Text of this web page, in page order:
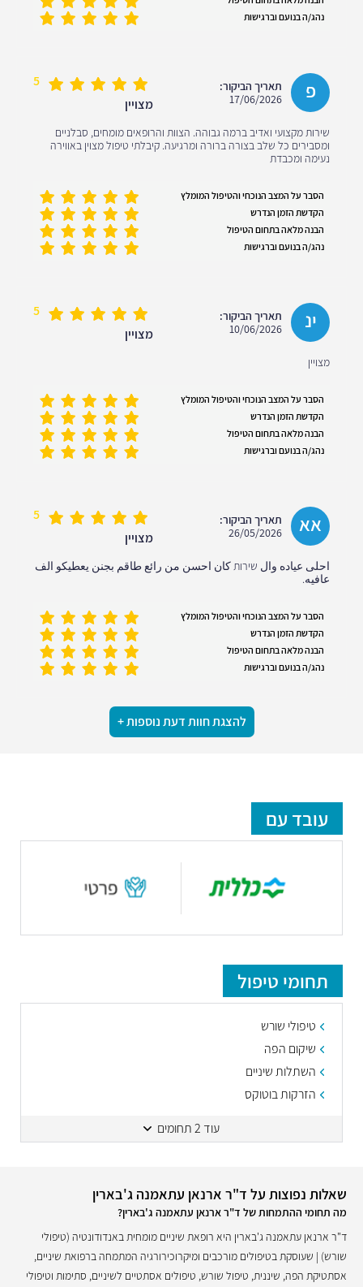
נהג/ה בנועם וברגישות
פ
תאריך הביקור:
17/06/2026
5
מצויין
שירות מקצועי ואדיב ברמה גבוהה. הצוות והרופאים מומחים, סבלניים
ומסבירים כל שלב בצורה ברורה ומרגיעה. קיבלתי טיפול מצוין באווירה
נעימה ומכבדת
הסבר על המצב הנוכחי והטיפול המומלץ
הקדשת הזמן הנדרש
הבנה מלאה בתחום הטיפול
נהג/ה בנועם וברגישות
ינ
תאריך הביקור:
10/06/2026
5
מצויין
מצויין
הסבר על המצב הנוכחי והטיפול המומלץ
הקדשת הזמן הנדרש
הבנה מלאה בתחום הטיפול
נהג/ה בנועם וברגישות
אא
תאריך הביקור:
26/05/2026
5
מצויין
احلى عياده وال שירות كان احسن من رائع طاقم بجنن يعطيكو الف
عافيه.
הסבר על המצב הנוכחי והטיפול המומלץ
הקדשת הזמן הנדרש
הבנה מלאה בתחום הטיפול
נהג/ה בנועם וברגישות
להצגת חוות דעת נוספות +
עובד עם
תחומי טיפול
טיפולי שורש
שיקום הפה
השתלות שיניים
הזרקות בוטוקס
עוד 2 תחומים
שאלות נפוצות על ד"ר ארנאן עתאמנה ג'בארין
מה תחומי ההתמחות של ד"ר ארנאן עתאמנה ג'בארין?
ד"ר ארנאן עתאמנה ג'בארין היא רופאת שיניים מומחית באנדודונטיה (טיפולי
שורש) | שעוסקת בטיפולים מורכבים ומיקרוכירורגיה המתמחה ברפואת שיניים,
אסתטיקת הפה, שיננית, טיפול שורש, טיפולים אסתטיים לשיניים, סתימות וטיפולי